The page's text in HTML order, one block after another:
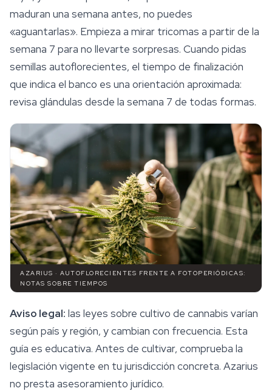
maduran una semana antes, no puedes
«aguantarlas». Empieza a mirar tricomas a partir de la
semana 7 para no llevarte sorpresas. Cuando pidas
semillas autoflorecientes, el tiempo de finalización
que indica el banco es una orientación aproximada:
revisa glándulas desde la semana 7 de todas formas.
AZARIUS · AUTOFLORECIENTES FRENTE A FOTOPERIÓDICAS:
NOTAS SOBRE TIEMPOS
Aviso legal: las leyes sobre cultivo de cannabis varían
según país y región, y cambian con frecuencia. Esta
guía es educativa. Antes de cultivar, comprueba la
legislación vigente en tu jurisdicción concreta. Azarius
no presta asesoramiento jurídico.